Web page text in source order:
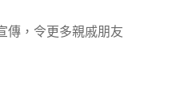
傳，令更多親戚朋友